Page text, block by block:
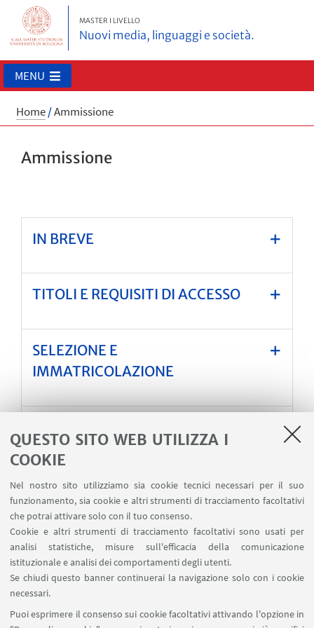
QUESTO SITO WEB UTILIZZA I
COOKIE
Nel nostro sito utilizziamo sia cookie tecnici necessari per il suo
funzionamento, sia cookie e altri strumenti di tracciamento facoltativi
che potrai attivare solo con il tuo consenso.
Cookie e altri strumenti di tracciamento facoltativi sono usati per
analisi statistiche, misure sull'efficacia della comunicazione
istituzionale e analisi dei comportamenti degli utenti.
Se chiudi questo banner continuerai la navigazione solo con i cookie
necessari.
Puoi esprimere il consenso sui cookie facoltativi attivando l'opzione in
MASTER I LIVELLO
Nuovi media, linguaggi e società.
MENU
Home/Ammissione
Ammissione
IN BREVE
TITOLI E REQUISITI DI ACCESSO
SELEZIONE E
IMMATRICOLAZIONE
MATERIALI UTILI
Bando di ammissione A.A. 2025/26
[ .pdf 442Kb ]
Scheda del master[ .pdf 477Kb ]
Istruzioni operative[ .pdf 292Kb ]